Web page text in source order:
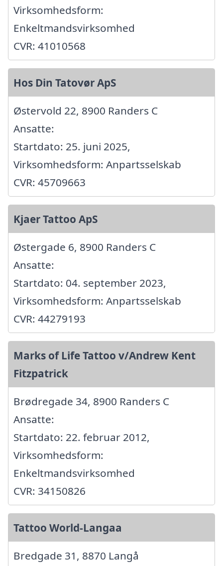
Virksomhedsform:
Enkeltmandsvirksomhed
CVR: 41010568
Hos Din Tatovør ApS
Østervold 22, 8900 Randers C
Ansatte:
Startdato: 25. juni 2025,
Virksomhedsform: Anpartsselskab
CVR: 45709663
Kjaer Tattoo ApS
Østergade 6, 8900 Randers C
Ansatte:
Startdato: 04. september 2023,
Virksomhedsform: Anpartsselskab
CVR: 44279193
Marks of Life Tattoo v/Andrew Kent
Fitzpatrick
Brødregade 34, 8900 Randers C
Ansatte:
Startdato: 22. februar 2012,
Virksomhedsform:
Enkeltmandsvirksomhed
CVR: 34150826
Tattoo World-Langaa
Bredgade 31, 8870 Langå